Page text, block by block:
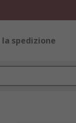
spedizione